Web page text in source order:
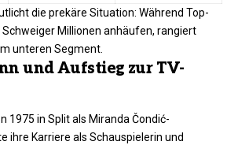
die prekäre Situation: Während Top-
Millionen anhäufen, rangiert
unteren Segment.​
und Aufstieg zur TV-
1975 in Split als Miranda Čondić-
ihre Karriere als Schauspielerin und